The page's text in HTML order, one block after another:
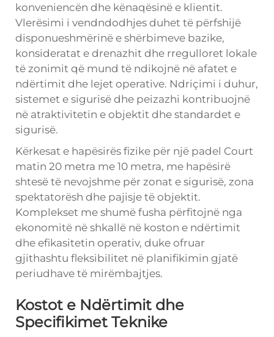
konveniencën dhe kënaqësinë e klientit.
Vlerësimi i vendndodhjes duhet të përfshijë
disponueshmërinë e shërbimeve bazike,
konsideratat e drenazhit dhe rregulloret lokale
të zonimit që mund të ndikojnë në afatet e
ndërtimit dhe lejet operative. Ndriçimi i duhur,
sistemet e sigurisë dhe peizazhi kontribuojnë
në atraktivitetin e objektit dhe standardet e
sigurisë.
Kërkesat e hapësirës fizike për një padel Court
matin 20 metra me 10 metra, me hapësirë
shtesë të nevojshme për zonat e sigurisë, zona
spektatorësh dhe pajisje të objektit.
Komplekset me shumë fusha përfitojnë nga
ekonomitë në shkallë në koston e ndërtimit
dhe efikasitetin operativ, duke ofruar
gjithashtu fleksibilitet në planifikimin gjatë
periudhave të mirëmbajtjes.
Kostot e Ndërtimit dhe
Specifikimet Teknike